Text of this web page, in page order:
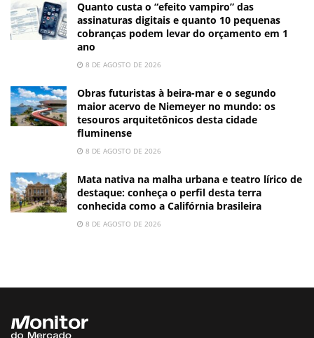
Quanto custa o “efeito vampiro” das
assinaturas digitais e quanto 10 pequenas
cobranças podem levar do orçamento em 1
ano
8 DE AGOSTO DE 2026
Obras futuristas à beira-mar e o segundo
maior acervo de Niemeyer no mundo: os
tesouros arquitetônicos desta cidade
fluminense
8 DE AGOSTO DE 2026
Mata nativa na malha urbana e teatro lírico de
destaque: conheça o perfil desta terra
conhecida como a Califórnia brasileira
8 DE AGOSTO DE 2026